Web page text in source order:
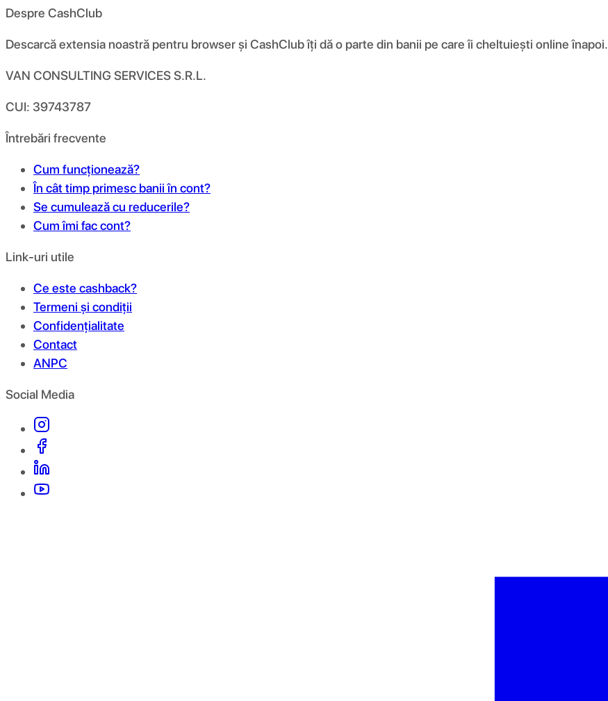
Despre CashClub
Descarcă extensia noastră pentru browser și CashClub îți dă o parte din banii pe care îi cheltuiești online înapoi.
VAN CONSULTING SERVICES S.R.L.
CUI: 39743787
Întrebări frecvente
Cum funcționează?
În cât timp primesc banii în cont?
Se cumulează cu reducerile?
Cum îmi fac cont?
Link-uri utile
Ce este cashback?
Termeni și condiții
Confidențialitate
Contact
ANPC
Social Media